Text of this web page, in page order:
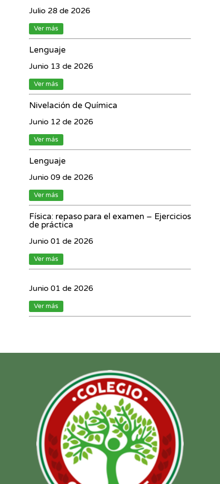
Julio 28 de 2026
Ver más
Lenguaje
Junio 13 de 2026
Ver más
Nivelación de Química
Junio 12 de 2026
Ver más
Lenguaje
Junio 09 de 2026
Ver más
Física: repaso para el examen – Ejercicios
de práctica
Junio 01 de 2026
Ver más
Junio 01 de 2026
Ver más